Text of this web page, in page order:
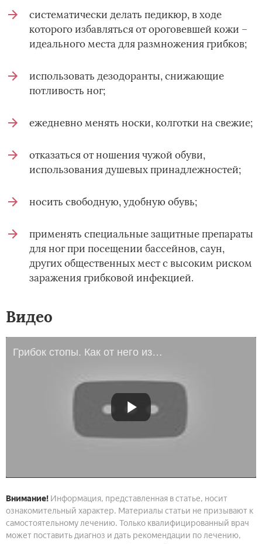
систематически делать педикюр, в ходе
которого избавляться от ороговевшей кожи –
идеального места для размножения грибков;
использовать дезодоранты, снижающие
потливость ног;
ежедневно менять носки, колготки на свежие;
отказаться от ношения чужой обуви,
использования душевых принадлежностей;
носить свободную, удобную обувь;
применять специальные защитные препараты
для ног при посещении бассейнов, саун,
других общественных мест с высоким риском
заражения грибковой инфекцией.
Видео
Грибок стопы. Как от него избавиться
Внимание! Информация, представленная в статье, носит
ознакомительный характер. Материалы статьи не призывают к
самостоятельному лечению. Только квалифицированный врач
может поставить диагноз и дать рекомендации по лечению,